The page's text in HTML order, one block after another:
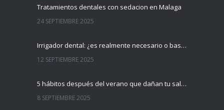
Tratamientos dentales con sedacion en Malaga
24 SEPTIEMBRE 2025
Irrigador dental: ¿es realmente necesario o basta con el cepillo?
12 SEPTIEMBRE 2025
5 hábitos después del verano que dañan tu salud dental (y cómo evitarlos)
8 SEPTIEMBRE 2025